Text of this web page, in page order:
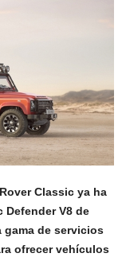
Classic ya ha
Defender V8 de
gama de servicios
ofrecer vehículos